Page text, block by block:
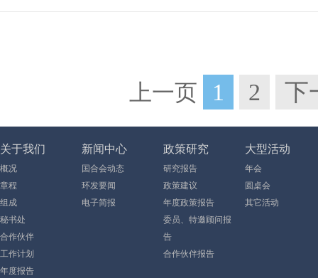
上一页 1 2 下
关于我们
概况
章程
组成
秘书处
合作伙伴
工作计划
年度报告
新闻中心
国合会动态
环发要闻
电子简报
政策研究
研究报告
政策建议
年度政策报告
委员、特邀顾问报
告
合作伙伴报告
大型活动
年会
圆桌会
其它活动